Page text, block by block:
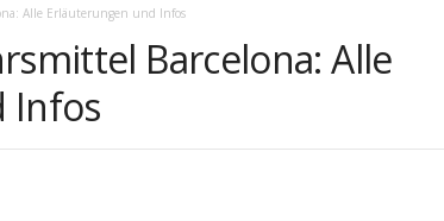
Alle Erläuterungen und Infos
Barcelona: Alle
Infos